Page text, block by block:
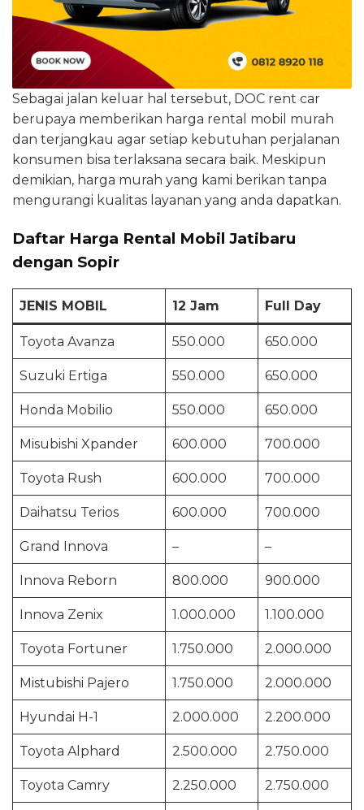
Sebagai jalan keluar hal tersebut, DOC rent car
berupaya memberikan harga rental mobil murah
dan terjangkau agar setiap kebutuhan perjalanan
konsumen bisa terlaksana secara baik. Meskipun
demikian, harga murah yang kami berikan tanpa
mengurangi kualitas layanan yang anda dapatkan.
Daftar Harga Rental Mobil Jatibaru
dengan Sopir
JENIS MOBIL 12 Jam Full Day
Toyota Avanza 550.000 650.000
Suzuki Ertiga 550.000 650.000
Honda Mobilio 550.000 650.000
Misubishi Xpander 600.000 700.000
Toyota Rush 600.000 700.000
Daihatsu Terios 600.000 700.000
Grand Innova – –
Innova Reborn 800.000 900.000
Innova Zenix 1.000.000 1.100.000
Toyota Fortuner 1.750.000 2.000.000
Mistubishi Pajero 1.750.000 2.000.000
Hyundai H-1 2.000.000 2.200.000
Toyota Alphard 2.500.000 2.750.000
Toyota Camry 2.250.000 2.750.000